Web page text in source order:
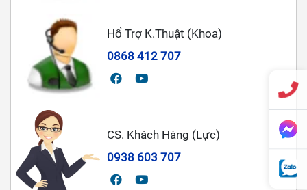
Hổ Trợ K.Thuật (Khoa)
0868 412 707
CS. Khách Hàng (Lực)
0938 603 707